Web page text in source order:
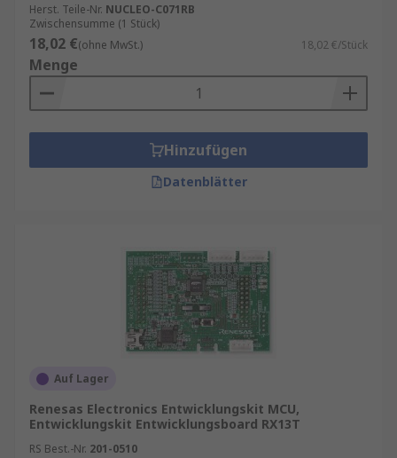
Herst. Teile-Nr. NUCLEO-C071RB
Zwischensumme (1 Stück)
18,02 €(ohne MwSt.) 18,02 €/Stück
Menge
Hinzufügen
Datenblätter
Auf Lager
Renesas Electronics Entwicklungskit MCU,
Entwicklungskit Entwicklungsboard RX13T
RS Best.-Nr. 201-0510